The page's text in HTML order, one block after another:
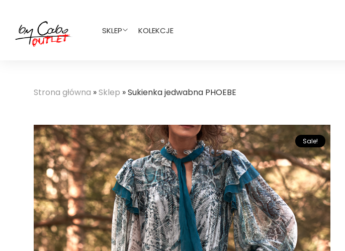
SKLEP KOLEKCJE
Strona główna »Sklep »Sukienka jedwabna PHOEBE
Sale!